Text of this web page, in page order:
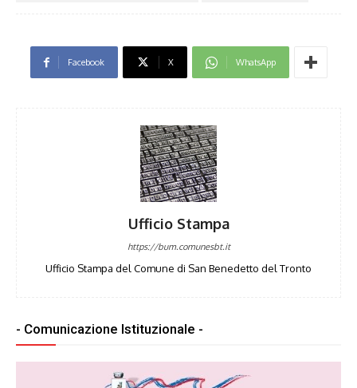
Facebook X WhatsApp
Ufficio Stampa
https://bum.comunesbt.it
Ufficio Stampa del Comune di San Benedetto del Tronto
- Comunicazione Istituzionale -